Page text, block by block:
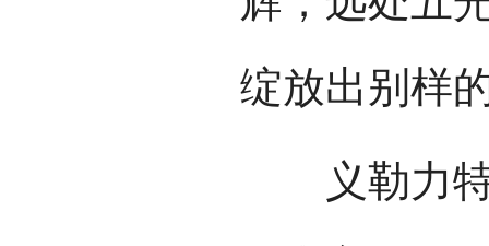
绽放出别样
义勒力特